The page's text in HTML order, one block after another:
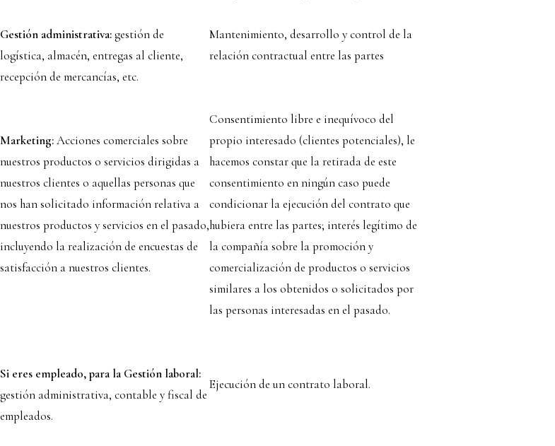
Gestión administrativa:gestión de
logística, almacén, entregas al cliente,
recepción de mercancías, etc.
Mantenimiento, desarrollo y control de la
relación contractual entre las partes
Marketing:Acciones comerciales sobre
nuestros productos o servicios dirigidas a
nuestros clientes o aquellas personas que
nos han solicitado información relativa a
nuestros productos y servicios en el pasado,
incluyendo la realización de encuestas de
satisfacción a nuestros clientes.
Consentimiento libre e inequívoco del
propio interesado (clientes potenciales), le
hacemos constar que la retirada de este
consentimiento en ningún caso puede
condicionar la ejecución del contrato que
hubiera entre las partes; interés legítimo de
la compañía sobre la promoción y
comercialización de productos o servicios
similares a los obtenidos o solicitados por
las personas interesadas en el pasado.
Si eres empleado, para la Gestión laboral:
gestión administrativa, contable y fiscal de
empleados.
Ejecución de un contrato laboral.